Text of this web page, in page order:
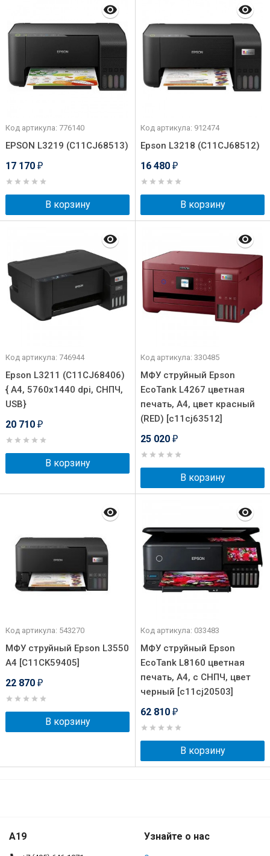
Код артикула: 776140
EPSON L3219 (C11CJ68513)
17 170 ₽
В корзину
Код артикула: 912474
Epson L3218 (C11CJ68512)
16 480 ₽
В корзину
Код артикула: 746944
Epson L3211 (C11CJ68406)
{ А4, 5760х1440 dpi, СНПЧ,
USB}
20 710 ₽
В корзину
Код артикула: 330485
МФУ струйный Epson
EcoTank L4267 цветная
печать, A4, цвет красный
(RED) [c11cj63512]
25 020 ₽
В корзину
Код артикула: 543270
МФУ струйный Epson L3550
A4 [C11CK59405]
22 870 ₽
В корзину
Код артикула: 033483
МФУ струйный Epson
EcoTank L8160 цветная
печать, A4, с СНПЧ, цвет
черный [c11cj20503]
62 810 ₽
В корзину
A19 Узнайте о нас